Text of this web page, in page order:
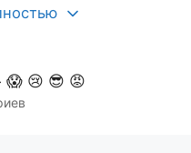
😱 😢 😎 😡